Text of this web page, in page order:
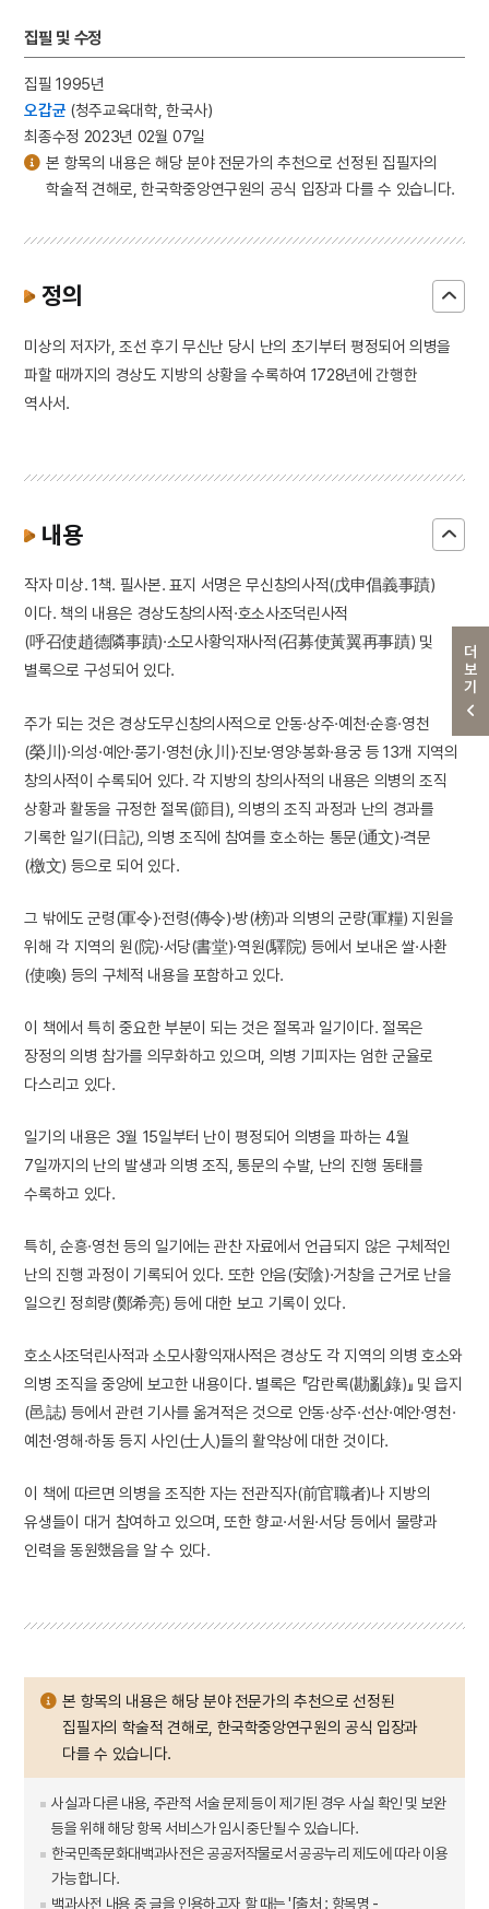
더보기
집필 및 수정
집필 1995년
오갑균 (청주교육대학, 한국사)
최종수정 2023년 02월 07일
본 항목의 내용은 해당 분야 전문가의 추천으로 선정된 집필자의
학술적 견해로, 한국학중앙연구원의 공식 입장과 다를 수 있습니다.
정의
미상의 저자가, 조선 후기 무신난 당시 난의 초기부터 평정되어 의병을
파할 때까지의 경상도 지방의 상황을 수록하여 1728년에 간행한
역사서.
내용
작자 미상. 1책. 필사본. 표지 서명은 무신창의사적(戊申倡義事蹟)
이다. 책의 내용은 경상도창의사적·호소사조덕린사적
(呼召使趙德隣事蹟)·소모사황익재사적(召募使黃翼再事蹟) 및
별록으로 구성되어 있다.
주가 되는 것은 경상도무신창의사적으로 안동·상주·예천·순흥·영천
(榮川)·의성·예안·풍기·영천(永川)·진보·영양·봉화·용궁 등 13개 지역의
창의사적이 수록되어 있다. 각 지방의 창의사적의 내용은 의병의 조직
상황과 활동을 규정한 절목(節目), 의병의 조직 과정과 난의 경과를
기록한 일기(日記), 의병 조직에 참여를 호소하는 통문(通文)·격문
(檄文) 등으로 되어 있다.
그 밖에도 군령(軍令)·전령(傳令)·방(榜)과 의병의 군량(軍糧) 지원을
위해 각 지역의 원(院)·서당(書堂)·역원(驛院) 등에서 보내온 쌀·사환
(使喚) 등의 구체적 내용을 포함하고 있다.
이 책에서 특히 중요한 부분이 되는 것은 절목과 일기이다. 절목은
장정의 의병 참가를 의무화하고 있으며, 의병 기피자는 엄한 군율로
다스리고 있다.
일기의 내용은 3월 15일부터 난이 평정되어 의병을 파하는 4월
7일까지의 난의 발생과 의병 조직, 통문의 수발, 난의 진행 동태를
수록하고 있다.
특히, 순흥·영천 등의 일기에는 관찬 자료에서 언급되지 않은 구체적인
난의 진행 과정이 기록되어 있다. 또한 안음(安陰)·거창을 근거로 난을
일으킨 정희량(鄭希亮) 등에 대한 보고 기록이 있다.
호소사조덕린사적과 소모사황익재사적은 경상도 각 지역의 의병 호소와
의병 조직을 중앙에 보고한 내용이다. 별록은 『감란록(勘亂錄)』 및 읍지
(邑誌) 등에서 관련 기사를 옮겨적은 것으로 안동·상주·선산·예안·영천·
예천·영해·하동 등지 사인(士人)들의 활약상에 대한 것이다.
이 책에 따르면 의병을 조직한 자는 전관직자(前官職者)나 지방의
유생들이 대거 참여하고 있으며, 또한 향교·서원·서당 등에서 물량과
인력을 동원했음을 알 수 있다.
본 항목의 내용은 해당 분야 전문가의 추천으로 선정된
집필자의 학술적 견해로, 한국학중앙연구원의 공식 입장과
다를 수 있습니다.
사실과 다른 내용, 주관적 서술 문제 등이 제기된 경우 사실 확인 및 보완
등을 위해 해당 항목 서비스가 임시 중단될 수 있습니다.
한국민족문화대백과사전은 공공저작물로서 공공누리 제도에 따라 이용
가능합니다.
백과사전 내용 중 글을 인용하고자 할 때는 '[출처 : 항목명 -